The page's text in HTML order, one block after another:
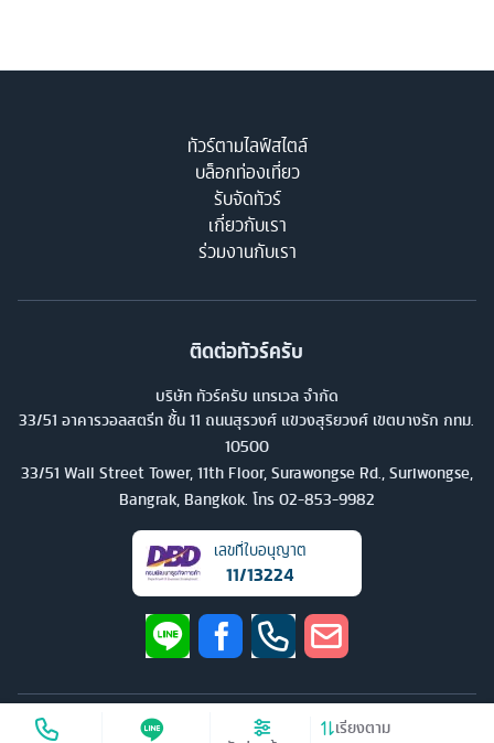
เรียงตาม
ทัวร์ตามไลฟ์สไตล์
บล็อกท่องเที่ยว
รับจัดทัวร์
เกี่ยวกับเรา
ร่วมงานกับเรา
ติดต่อทัวร์ครับ
บริษัท ทัวร์ครับ แทรเวล จำกัด
33/51 อาคารวอลสตรีท ชั้น 11 ถนนสุรวงศ์ แขวงสุริยวงศ์ เขตบางรัก กทม.
10500
33/51 Wall Street Tower, 11th Floor, Surawongse Rd., Suriwongse,
Bangrak, Bangkok. โทร 02-853-9982
เลขที่ใบอนุญาต
11/13224
2026บริษัท ทัวร์ครับ แทรเวล จำกัด สงวนลิขสิทธิ์